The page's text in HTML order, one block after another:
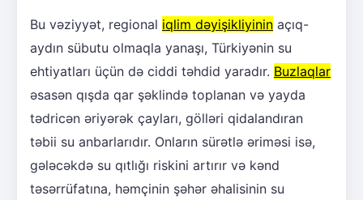
Bu vəziyyət, regional iqlim dəyişikliyinin açıq-
aydın sübutu olmaqla yanaşı, Türkiyənin su
ehtiyatları üçün də ciddi təhdid yaradır. Buzlaqlar
əsasən qışda qar şəklində toplanan və yayda
tədricən əriyərək çayları, gölləri qidalandıran
təbii su anbarlarıdır. Onların sürətlə əriməsi isə,
gələcəkdə su qıtlığı riskini artırır və kənd
təsərrüfatına, həmçinin şəhər əhalisinin su